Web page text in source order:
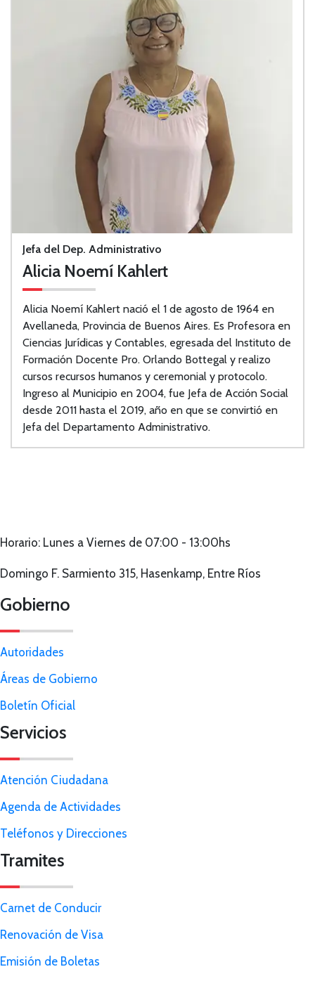
Jefa del Dep. Administrativo
Alicia Noemí Kahlert
Alicia Noemí Kahlert nació el 1 de agosto de 1964 en
Avellaneda, Provincia de Buenos Aires. Es Profesora en
Ciencias Jurídicas y Contables, egresada del Instituto de
Formación Docente Pro. Orlando Bottegal y realizo
cursos recursos humanos y ceremonial y protocolo.
Ingreso al Municipio en 2004, fue Jefa de Acción Social
desde 2011 hasta el 2019, año en que se convirtió en
Jefa del Departamento Administrativo.
Horario: Lunes a Viernes de 07:00 - 13:00hs
Domingo F. Sarmiento 315, Hasenkamp, Entre Ríos
Gobierno
Autoridades
Áreas de Gobierno
Boletín Oficial
Servicios
Atención Ciudadana
Agenda de Actividades
Teléfonos y Direcciones
Tramites
Carnet de Conducir
Renovación de Visa
Emisión de Boletas